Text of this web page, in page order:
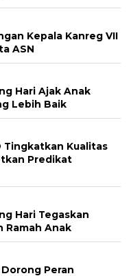
Kepala Kanreg VII
ASN
Hari Ajak Anak
Lebih Baik
Tingkatkan Kualitas
Predikat
Hari Tegaskan
Ramah Anak
Peran